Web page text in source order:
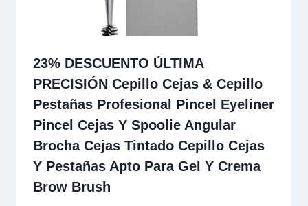
23% DESCUENTO ÚLTIMA
PRECISIÓN Cepillo Cejas & Cepillo
Pestañas Profesional Pincel Eyeliner
Pincel Cejas Y Spoolie Angular
Brocha Cejas Tintado Cepillo Cejas
Y Pestañas Apto Para Gel Y Crema
Brow Brush